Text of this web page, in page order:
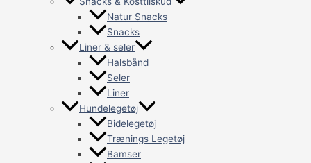
Natur Snacks
Snacks
Liner & seler
Halsbånd
Seler
Liner
Hundelegetøj
Bidelegetøj
Trænings Legetøj
Bamser